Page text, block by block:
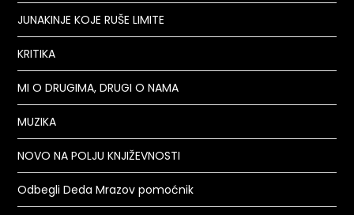
JUNAKINJE KOJE RUŠE LIMITE
KRITIKA
MI O DRUGIMA, DRUGI O NAMA
MUZIKA
NOVO NA POLJU KNJIŽEVNOSTI
Odbegli Deda Mrazov pomoćnik